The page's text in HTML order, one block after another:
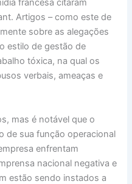
francesa citaram
Artigos – como este de
sobre as alegações
estilo de gestão de
tóxica, na qual os
verbais, ameaças e
mas é notável que o
de sua função operacional
enfrentam
nacional negativa e
estão sendo instados a